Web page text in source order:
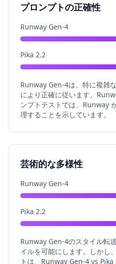
プロンプトの正確性
Runway Gen-4
Pika 2.2
Runway Gen-4は、特に複雑
により正確に従います。
ンプトテストでは、Runway
理することを示しています。
芸術的な多様性
Runway Gen-4
Pika 2.2
Runway Gen-4のスタイル転
イルを可能にします。しかし
トは、Runway Gen-4 vs